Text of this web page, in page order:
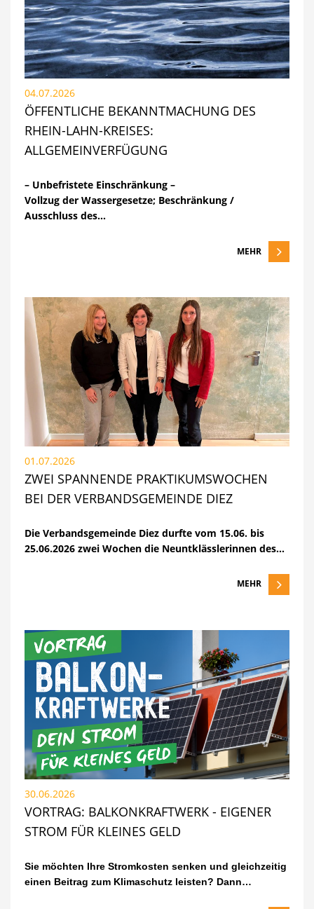
04.07.2026
ÖFFENTLICHE BEKANNTMACHUNG DES
RHEIN-LAHN-KREISES:
ALLGEMEINVERFÜGUNG
– Unbefristete Einschränkung –
Vollzug der Wassergesetze; Beschränkung /
Ausschluss des…
MEHR
01.07.2026
ZWEI SPANNENDE PRAKTIKUMSWOCHEN
BEI DER VERBANDSGEMEINDE DIEZ
Die Verbandsgemeinde Diez durfte vom 15.06. bis
25.06.2026 zwei Wochen die Neuntklässlerinnen des…
MEHR
30.06.2026
VORTRAG: BALKONKRAFTWERK - EIGENER
STROM FÜR KLEINES GELD
Sie möchten Ihre Stromkosten senken und gleichzeitig
einen Beitrag zum Klimaschutz leisten? Dann…